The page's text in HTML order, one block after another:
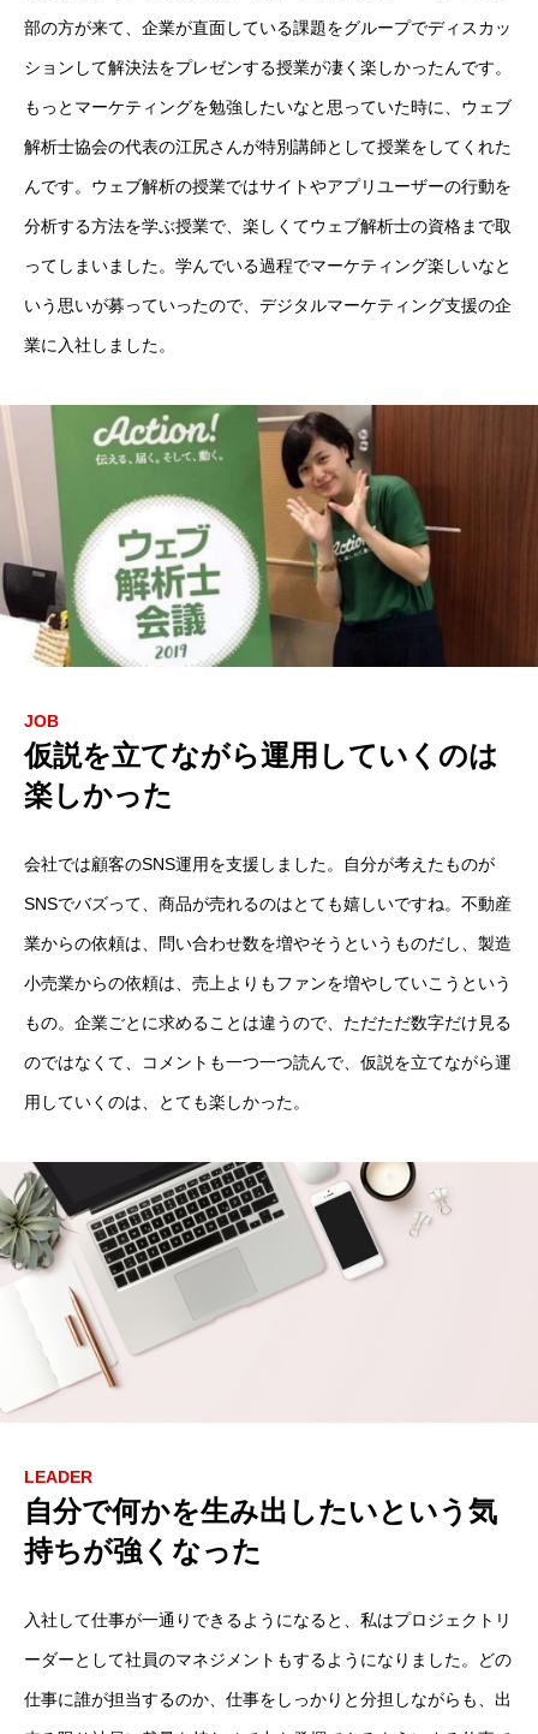
部の方が来て、企業が直面している課題をグループでディスカッ
ションして解決法をプレゼンする授業が凄く楽しかったんです。
もっとマーケティングを勉強したいなと思っていた時に、ウェブ
解析士協会の代表の江尻さんが特別講師として授業をしてくれた
んです。ウェブ解析の授業ではサイトやアプリユーザーの行動を
分析する方法を学ぶ授業で、楽しくてウェブ解析士の資格まで取
ってしまいました。学んでいる過程でマーケティング楽しいなと
いう思いが募っていったので、デジタルマーケティング支援の企
業に入社しました。
JOB
仮説を立てながら運用していくのは
楽しかった
会社では顧客のSNS運用を支援しました。自分が考えたものが
SNSでバズって、商品が売れるのはとても嬉しいですね。不動産
業からの依頼は、問い合わせ数を増やそうというものだし、製造
小売業からの依頼は、売上よりもファンを増やしていこうという
もの。企業ごとに求めることは違うので、ただただ数字だけ見る
のではなくて、コメントも一つ一つ読んで、仮説を立てながら運
用していくのは、とても楽しかった。
LEADER
自分で何かを生み出したいという気
持ちが強くなった
入社して仕事が一通りできるようになると、私はプロジェクトリ
ーダーとして社員のマネジメントもするようになりました。どの
仕事に誰が担当するのか、仕事をしっかりと分担しながらも、出